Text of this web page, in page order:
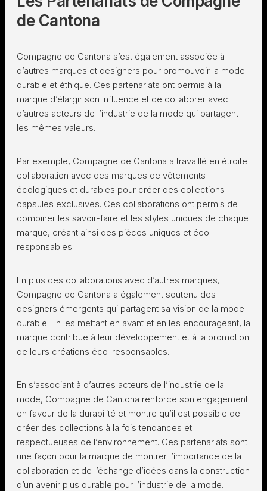
de Cantona
Compagne de Cantona s’est également associée à
d’autres marques et designers pour promouvoir la mode
durable et éthique. Ces partenariats ont permis à la
marque d’élargir son influence et de collaborer avec
d’autres acteurs de l’industrie de la mode qui partagent
les mêmes valeurs.
Par exemple, Compagne de Cantona a travaillé en étroite
collaboration avec des marques de vêtements
écologiques et durables pour créer des collections
capsules exclusives. Ces collaborations ont permis de
combiner les savoir-faire et les styles uniques de chaque
marque, créant ainsi des pièces uniques et éco-
responsables.
En plus des collaborations avec d’autres marques,
Compagne de Cantona a également soutenu des
designers émergents qui partagent sa vision de la mode
durable. En les mettant en avant et en les encourageant, la
marque contribue à leur développement et à la promotion
de leurs créations éco-responsables.
En s’associant à d’autres acteurs de l’industrie de la
mode, Compagne de Cantona renforce son engagement
en faveur de la durabilité et montre qu’il est possible de
créer des collections à la fois tendances et
respectueuses de l’environnement. Ces partenariats sont
une façon pour la marque de montrer l’importance de la
collaboration et de l’échange d’idées dans la construction
d’un avenir plus durable pour l’industrie de la mode.